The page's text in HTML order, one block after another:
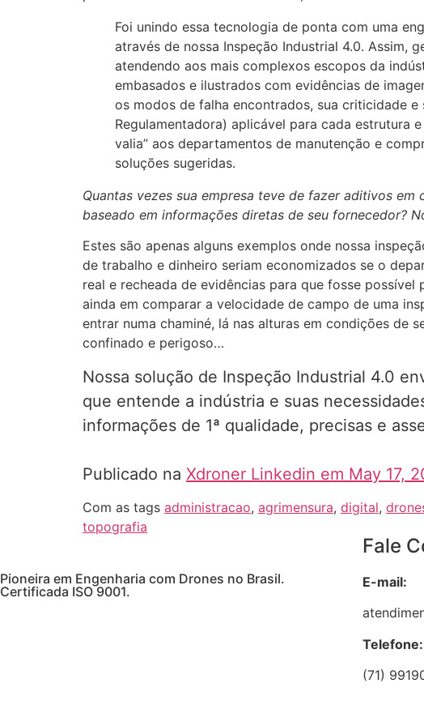
Foi unindo essa tecnologia de ponta com uma
através de nossa Inspeção Industrial 4.0. Assim,
atendendo aos mais complexos escopos da
embasados e ilustrados com evidências de
os modos de falha encontrados, sua criticidade
Regulamentadora) aplicável para cada estrutura
valia” aos departamentos de manutenção e
soluções sugeridas.
Quantas vezes sua empresa teve de fazer aditivos
baseado em informações diretas de seu fornecedor?
Estes são apenas alguns exemplos onde nossa
de trabalho e dinheiro seriam economizados se o
real e recheada de evidências para que fosse
ainda em comparar a velocidade de campo de uma
entrar numa chaminé, lá nas alturas em condições de
confinado e perigoso…
Nossa solução de Inspeção Industrial 4.0
que entende a indústria e suas
informações de 1ª qualidade, precisas e
Publicado na Xdroner Linkedin em May 17,
Com as tags administracao, agrimensura, digital,
topografia
Pioneira em Engenharia com Drones no Brasil.
Certificada ISO 9001.
Fale
E-mail:
Telefone:
(71)